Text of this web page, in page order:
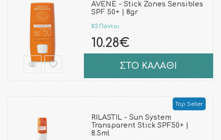
AVENE - Stick Zones Sensibles
SPF 50+ | 8gr
83 Πόντοι
10.28€
ΣΤΟ ΚΑΛΑΘΙ
Top Seller
RILASTIL - Sun System
Transparent Stick SPF50+ |
8.5ml